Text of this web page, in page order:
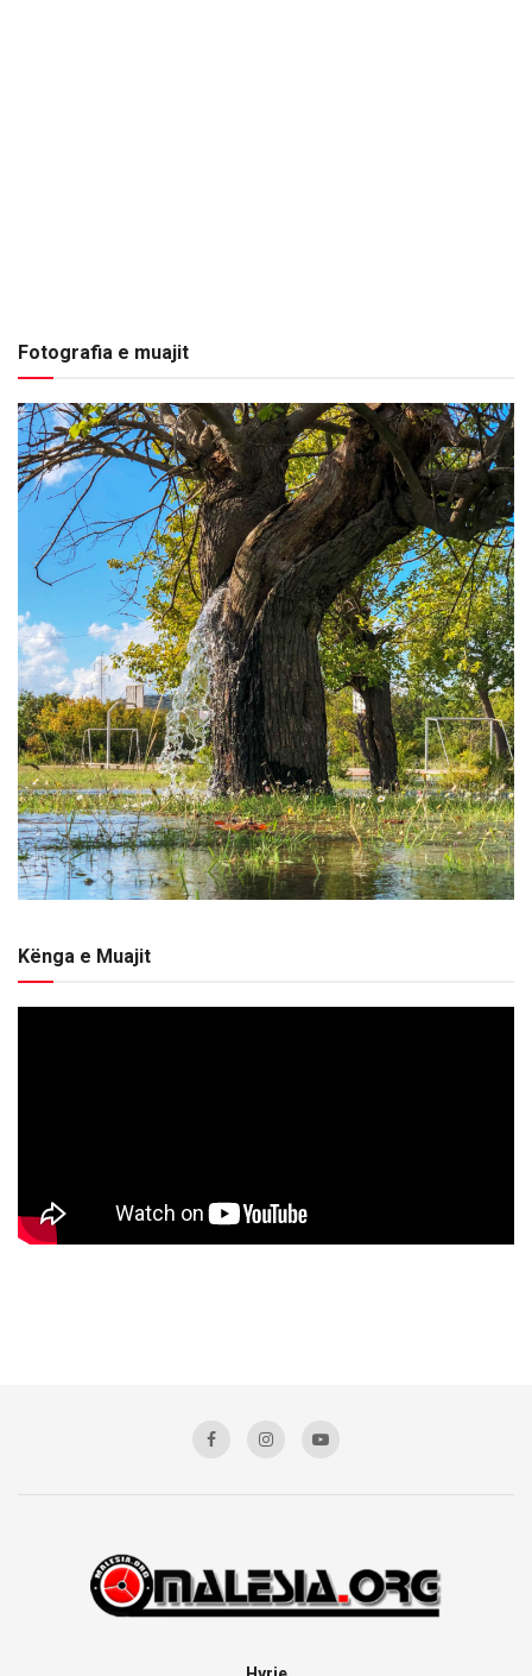
Fotografia e muajit
Kënga e Muajit